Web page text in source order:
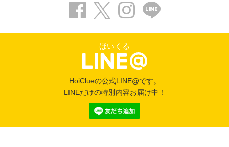
ほいくる
HoiClueの公式LINE@です。
LINEだけの特別内容お届け中！